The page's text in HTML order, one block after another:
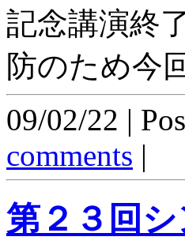
記念講演終
防のため今
09/02/22 |
comments |
第２３回